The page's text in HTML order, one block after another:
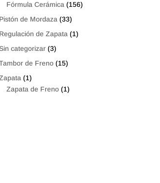
Fórmula Cerámica (156)
Pistón de Mordaza (33)
Regulación de Zapata (1)
Sin categorizar (3)
de Freno (15)
(1)
Zapata de Freno (1)